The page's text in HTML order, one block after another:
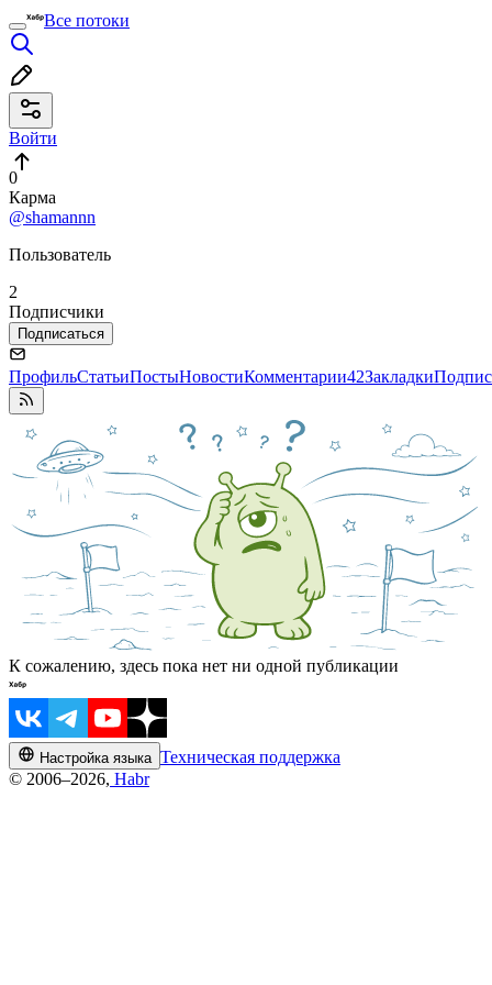
Все потоки
Войти
0
Карма
@shamannn
Пользователь
2
Подписчики
Подписаться
ПрофильСтатьиПостыНовостиКомментарии42Закладки
К сожалению, здесь пока нет ни одной публикации
Настройка языка Техническая поддержка
© 2006–2026, Habr